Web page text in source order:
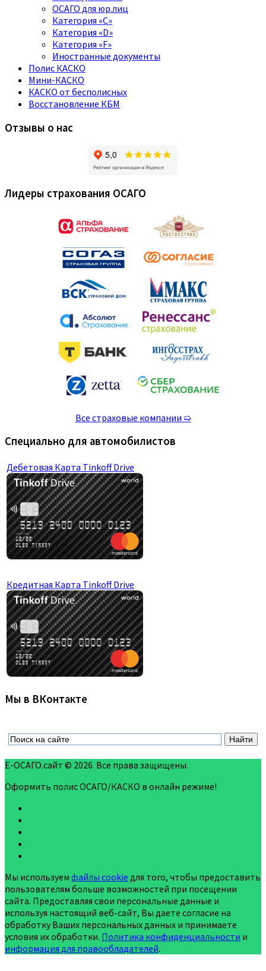
ОСАГО для юр.лиц
Категория «C»
Категория «D»
Категория «F»
Иностранные документы
Полис КАСКО
Мини-КАСКО
КАСКО от бесполисных
Восстановление КБМ
Отзывы о нас
Лидеры страхования ОСАГО
Все страховые компании ➯
Специально для автомобилистов
Дебетовая Карта Tinkoff Drive
Кредитная Карта Tinkoff Drive
Мы в ВКонтакте
Е-ОСАГО.сайт © 2026. Все права защищены.
Оформить полис ОСАГО/КАСКО в онлайн режиме!
Мы используем файлы cookie для того, чтобы предоставить
пользователям больше возможностей при посещении
сайта. Предоставляя свои персональные данные и
используя настоящий веб-сайт, Вы даете согласие на
обработку Ваших персональных данных и принимаете
условия их обработки. Политика конфиденциальности и
информация для правообладателей.